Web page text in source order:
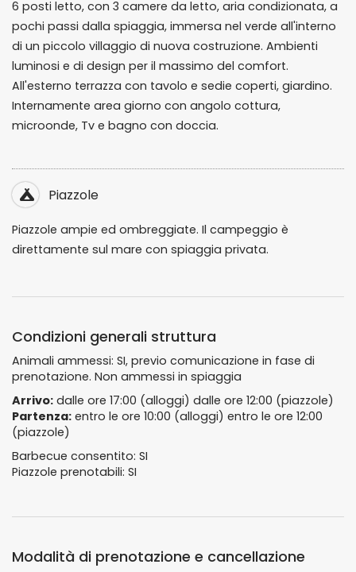
6 posti letto, con 3 camere da letto, aria condizionata, a
pochi passi dalla spiaggia, immersa nel verde all'interno
di un piccolo villaggio di nuova costruzione. Ambienti
luminosi e di design per il massimo del comfort.
All'esterno terrazza con tavolo e sedie coperti, giardino.
Internamente area giorno con angolo cottura,
microonde, Tv e bagno con doccia.
Piazzole
Piazzole ampie ed ombreggiate. Il campeggio è
direttamente sul mare con spiaggia privata.
Condizioni generali struttura
Animali ammessi: SI, previo comunicazione in fase di
prenotazione. Non ammessi in spiaggia
Arrivo: dalle ore 17:00 (alloggi) dalle ore 12:00 (piazzole)
Partenza: entro le ore 10:00 (alloggi) entro le ore 12:00
(piazzole)
Barbecue consentito: SI
Piazzole prenotabili: SI
Modalità di prenotazione e cancellazione